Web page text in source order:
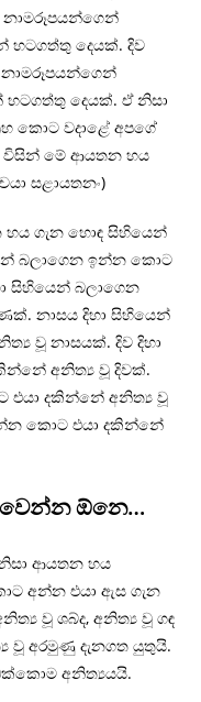
හටගත්තු දෙයක්. දිව
දෙයක්. ඒ නිසා
කොට වදාළේ අපගේ
විසින් මේ ආයතන හය
සළායතනං)
හය ගැන හොඳ සිහියෙන්
බලාගෙන ඉන්න කොට
සිහියෙන් බලාගෙන
නාසය දිහා සිහියෙන්
වූ නාසයක්. දිව දිහා
අනිත්‍ය වූ දිවක්.
එයා දකින්නේ අනිත්‍ය වූ
කොට එයා දකින්නේ
ඕනෙ…
ආයතන හය
අන්න එයා ඇස ගැන
වූ ශබ්ද, අනිත්‍ය වූ ගඳ
වූ අරමුණු දැනගත යුතුයි.
අනිත්‍යයයි.